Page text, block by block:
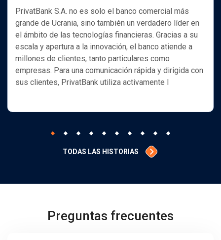
PrivatBank S.A. no es solo el banco comercial más
grande de Ucrania, sino también un verdadero líder en
el ámbito de las tecnologías financieras. Gracias a su
escala y apertura a la innovación, el banco atiende a
millones de clientes, tanto particulares como
empresas. Para una comunicación rápida y dirigida con
sus clientes, PrivatBank utiliza activamente l
TODAS LAS HISTORIAS
Preguntas frecuentes